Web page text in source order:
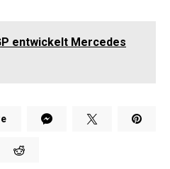
entwickelt Mercedes